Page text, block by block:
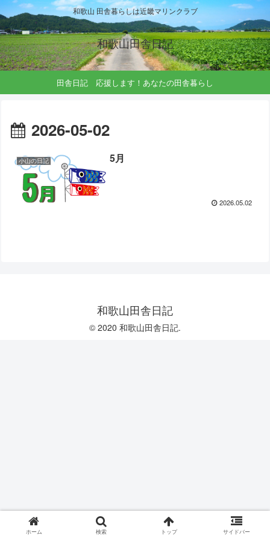
和歌山 田舎暮らしは近畿マリンクラブ
和歌山田舎日記
田舎日記 応援します！あなたの田舎暮らし
2026-05-02
小山の日記 5月
2026.05.02
和歌山田舎日記
© 2020 和歌山田舎日記.
ホーム 検索 トップ サイドバー